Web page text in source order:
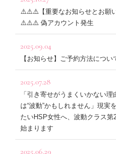
⚠️⚠️⚠️【重要なお知らせとお願い
⚠️⚠️⚠️ 偽アカウント発生
2025.09.04
【お知らせ】ご予約方法につい
2025.07.28
「引き寄せがうまくいかない理
は“波動”かもしれません」現実
たいHSP女性へ、波動クラス第
始まります
2025.06.29